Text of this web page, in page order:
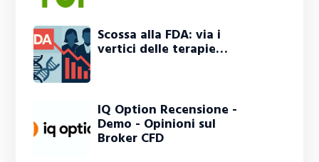
Scossa alla FDA: via i
vertici delle terapie…
IQ Option Recensione -
Demo - Opinioni sul
Broker CFD